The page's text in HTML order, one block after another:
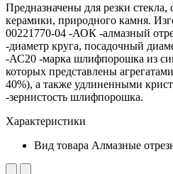
Предназначены для резки стекла,
керамики, природного камня.
00221770-04 -АОК -алмазный
-диаметр круга, посадочный
-АС20 -марка шлифпорошка из
которых представлены
40%), а также удлиненными
-зернистость шлифпорошка.
Характеристики
Вид товара Алмазные